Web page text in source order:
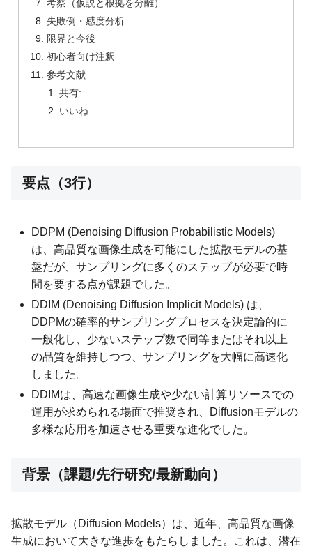
考察（仮説と根拠を分離）
失敗例・感度分析
限界と今後
初心者向け注釈
参考文献
共有:
いいね:
要点（3行）
DDPM (Denoising Diffusion Probabilistic Models)
は、高品質な画像生成を可能にした拡散モデルの基
盤だが、サンプリングに多くのステップが必要で時
間を要する点が課題でした。
DDIM (Denoising Diffusion Implicit Models) は、
DDPMの確率的サンプリングプロセスを決定論的に
一般化し、少ないステップ数で同等またはそれ以上
の品質を維持しつつ、サンプリングを大幅に高速化
しました。
DDIMは、高速な画像生成や少ない計算リソースでの
運用が求められる場面で推奨され、Diffusionモデルの
多様な応用を加速させる重要な進化でした。
背景（課題/先行研究/最新動向）
拡散モデル（Diffusion Models）は、近年、高品質な画像
生成において大きな進歩をもたらしました。これは、潜在